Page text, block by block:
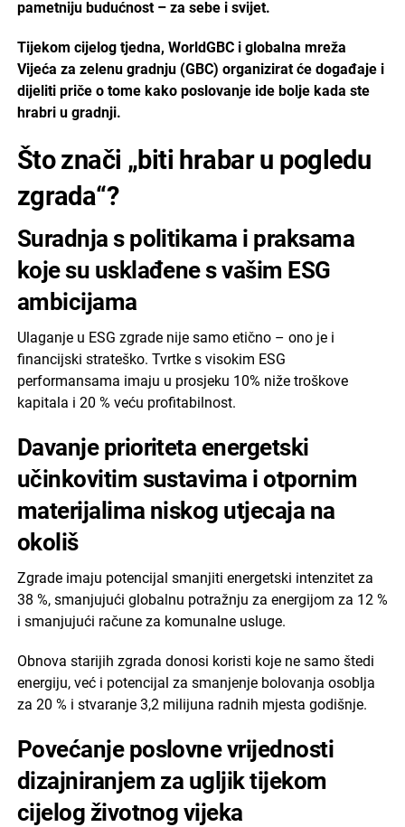
pametniju budućnost – za sebe i svijet.
Tijekom cijelog tjedna, WorldGBC i globalna mreža
Vijeća za zelenu gradnju (GBC) organizirat će događaje i
dijeliti priče o tome kako poslovanje ide bolje kada ste
hrabri u gradnji.
Što znači „biti hrabar u pogledu
zgrada“?
Suradnja s politikama i praksama
koje su usklađene s vašim ESG
ambicijama
Ulaganje u ESG zgrade nije samo etično – ono je i
financijski strateško. Tvrtke s visokim ESG
performansama imaju u prosjeku 10% niže troškove
kapitala i 20 % veću profitabilnost.
Davanje prioriteta energetski
učinkovitim sustavima i otpornim
materijalima niskog utjecaja na
okoliš
Zgrade imaju potencijal smanjiti energetski intenzitet za
38 %, smanjujući globalnu potražnju za energijom za 12 %
i smanjujući račune za komunalne usluge.
Obnova starijih zgrada donosi koristi koje ne samo štedi
energiju, već i potencijal za smanjenje bolovanja osoblja
za 20 % i stvaranje 3,2 milijuna radnih mjesta godišnje.
Povećanje poslovne vrijednosti
dizajniranjem za ugljik tijekom
cijelog životnog vijeka